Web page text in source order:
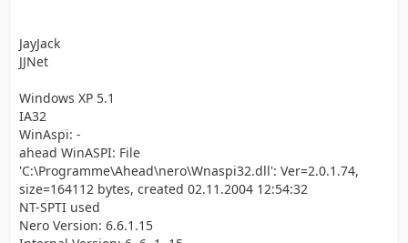
JayJack
JJNet
Windows XP 5.1
IA32
WinAspi: -
ahead WinASPI: File
'C:\Programme\Ahead\nero\Wnaspi32.dll': Ver=2.0.1.74,
size=164112 bytes, created 02.11.2004 12:54:32
NT-SPTI used
Nero Version: 6.6.1.15